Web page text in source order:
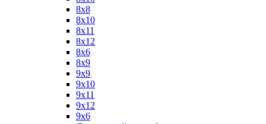
8x8
8х10
8х11
8х12
8х6
8х9
9x9
9х10
9х11
9х12
9х6